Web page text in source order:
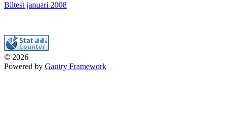
Biltest januari 2008
© 2026
Powered by Gantry Framework